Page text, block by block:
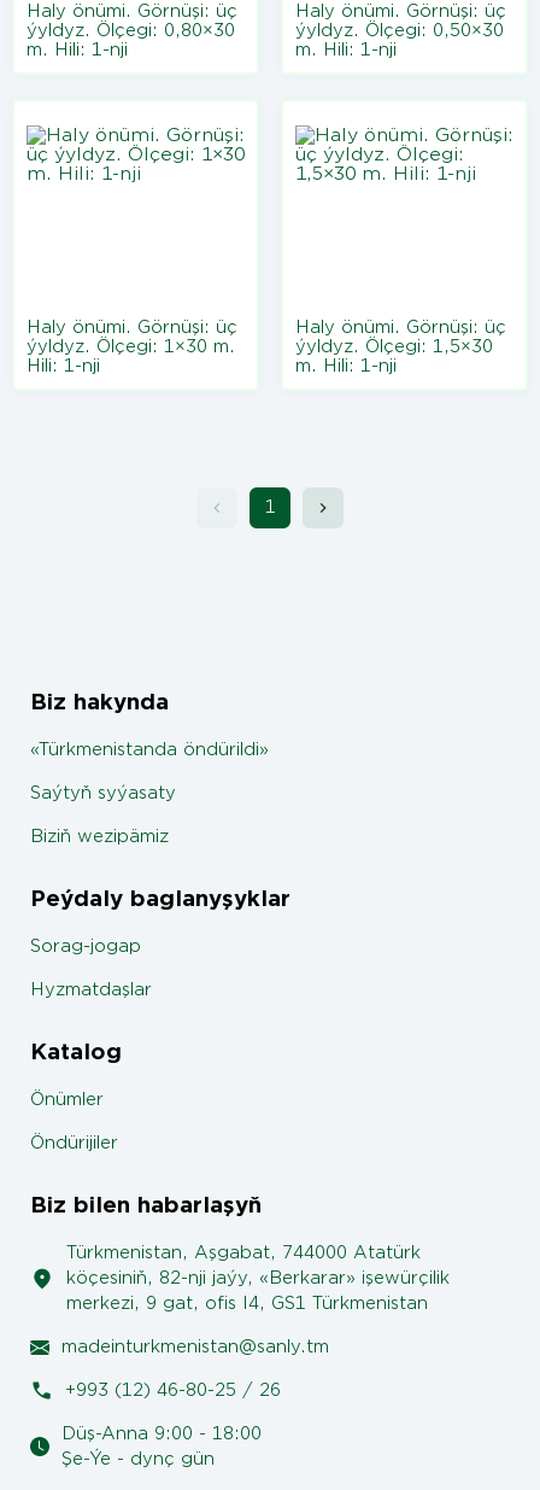
Haly önümi. Görnüşi: üç
ýyldyz. Ölçegi: 0,80×30
m. Hili: 1-nji
Haly önümi. Görnüşi: üç
ýyldyz. Ölçegi: 0,50×30
m. Hili: 1-nji
Haly önümi. Görnüşi: üç
ýyldyz. Ölçegi: 1×30 m.
Hili: 1-nji
Haly önümi. Görnüşi: üç
ýyldyz. Ölçegi: 1,5×30
m. Hili: 1-nji
1
Biz hakynda
«Türkmenistanda öndürildi»
Saýtyň syýasaty
Biziň wezipämiz
Peýdaly baglanyşyklar
Sorag-jogap
Hyzmatdaşlar
Katalog
Önümler
Öndürijiler
Biz bilen habarlaşyň
Türkmenistan, Aşgabat, 744000 Atatürk
köçesiniň, 82-nji jaýy, «Berkarar» işewürçilik
merkezi, 9 gat, ofis I4, GS1 Türkmenistan
madeinturkmenistan@sanly.tm
+993 (12) 46-80-25 / 26
Düş-Anna 9:00 - 18:00
Şe-Ýe - dynç gün